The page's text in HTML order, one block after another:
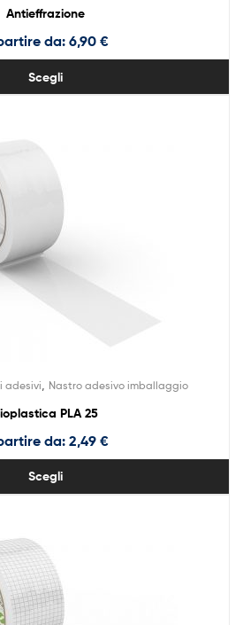
Antieffrazione
da: 6,90 €
Scegli
adesivi Nastro adesivo imballaggio
PLA 25
da: 2,49 €
Scegli